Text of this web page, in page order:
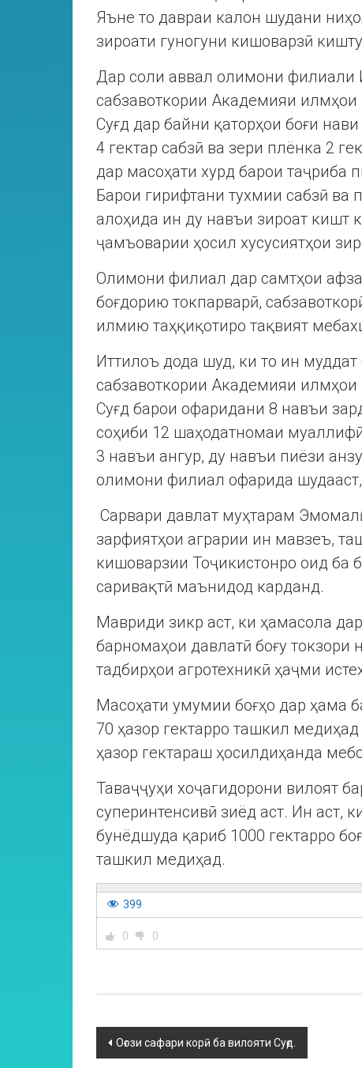
Яъне то давраи калон шудани
зироати гуногуни кишоварзӣ
Дар соли аввал олимони филиали
сабзавоткории Академияи
Суғд дар байни қаторҳои боғи
4 гектар сабзӣ ва зери плёнка 2
дар масоҳати хурд барои
Барои гирифтани тухмии сабзӣ ва
алоҳида ин ду навъи зироат кишт
ҷамъоварии ҳосил хусусиятҳои
Олимони филиал дар самтҳои
боғдорию токпарварӣ,
илмию таҳқиқотиро тақвият
Иттилоъ дода шуд, ки то ин
сабзавоткории Академияи
Суғд барои офаридани 8 навъи
соҳиби 12 шаҳодатномаи
3 навъи ангур, ду навъи пиёзи
олимони филиал офарида
Сарвари давлат муҳтарам
зарфиятҳои аграрии ин мавзеъ,
кишоварзии Тоҷикистонро оид ба
саривақтӣ маънидод карданд.
Мавриди зикр аст, ки ҳамасола
барномаҳои давлатӣ боғу токзори
тадбирҳои агротехникӣ ҳаҷми
Масоҳати умумии боғҳо дар ҳама
70 ҳазор гектарро ташкил
ҳазор гектараш ҳосилдиҳанда
Таваҷҷуҳи хоҷагидорони вилоят
суперинтенсивӣ зиёд аст. Ин аст,
бунёдшуда қариб 1000 гектарро
ташкил медиҳад.
399
0 0
Оғози сафари корӣ ба вилояти Суғд.